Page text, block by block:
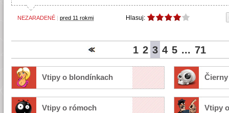
NEZARADENÉ | pred 11 rokmi Hlasuj:
1 2 3 4 5 ... 71
Vtipy o blondínkach
Vtipy o rómoch Vtipy